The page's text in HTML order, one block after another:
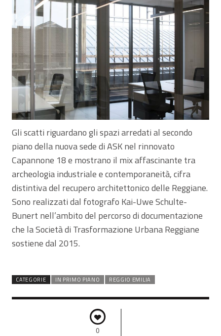
Gli scatti riguardano gli spazi arredati al secondo
piano della nuova sede di ASK nel rinnovato
Capannone 18 e mostrano il mix affascinante tra
archeologia industriale e contemporaneità, cifra
distintiva del recupero architettonico delle Reggiane.
Sono realizzati dal fotografo Kai-Uwe Schulte-
Bunert nell’ambito del percorso di documentazione
che la Società di Trasformazione Urbana Reggiane
sostiene dal 2015.
CATEGORIE IN PRIMO PIANO REGGIO EMILIA
0